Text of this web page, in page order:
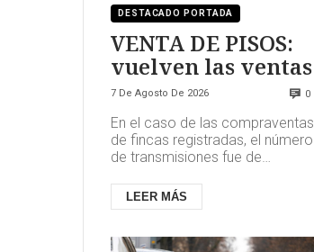
DESTACADO PORTADA
VENTA DE PISOS:
vuelven las ventas
7 De Agosto De 2026 0
En el caso de las compraventas
de fincas registradas, el número
de transmisiones fue de
del 4,2%. El 87,4% de las c...
LEER MÁS